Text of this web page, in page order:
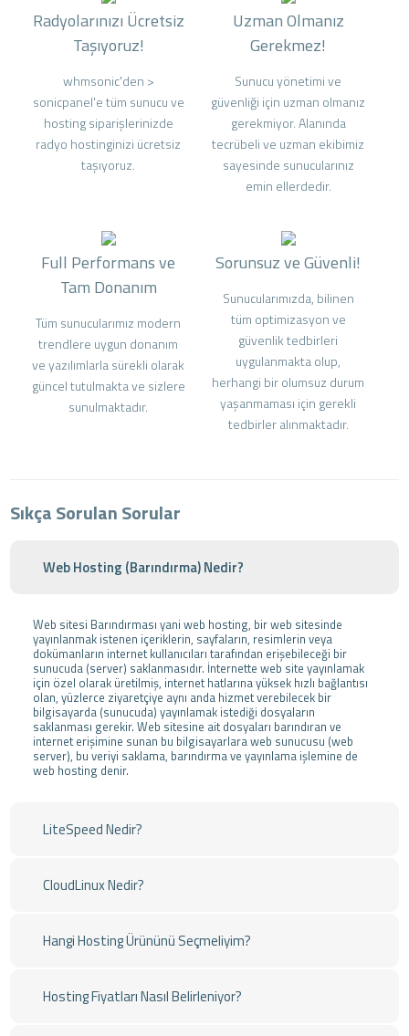
Radyolarınızı Ücretsiz
Taşıyoruz!
whmsonic'den >
sonicpanel'e tüm sunucu ve
hosting siparişlerinizde
radyo hostinginizi ücretsiz
taşıyoruz.
Uzman Olmanız
Gerekmez!
Sunucu yönetimi ve
güvenliği için uzman olmanız
gerekmiyor. Alanında
tecrübeli ve uzman ekibimiz
sayesinde sunucularınız
emin ellerdedir.
Full Performans ve
Tam Donanım
Tüm sunucularımız modern
trendlere uygun donanım
ve yazılımlarla sürekli olarak
güncel tutulmakta ve sizlere
sunulmaktadır.
Sorunsuz ve Güvenli!
Sunucularımızda, bilinen
tüm optimizasyon ve
güvenlik tedbirleri
uygulanmakta olup,
herhangi bir olumsuz durum
yaşanmaması için gerekli
tedbirler alınmaktadır.
Sıkça Sorulan Sorular
Web Hosting (Barındırma) Nedir?
Web sitesi Barındırması yani web hosting, bir web sitesinde
yayınlanmak istenen içeriklerin, sayfaların, resimlerin veya
dokümanların internet kullanıcıları tarafından erişebileceği bir
sunucuda (server) saklanmasıdır. İnternette web site yayınlamak
için özel olarak üretilmiş, internet hatlarına yüksek hızlı bağlantısı
olan, yüzlerce ziyaretçiye aynı anda hizmet verebilecek bir
bilgisayarda (sunucuda) yayınlamak istediği dosyaların
saklanması gerekir. Web sitesine ait dosyaları barındıran ve
internet erişimine sunan bu bilgisayarlara web sunucusu (web
server), bu veriyi saklama, barındırma ve yayınlama işlemine de
web hosting denir.
LiteSpeed Nedir?
CloudLinux Nedir?
Hangi Hosting Ürününü Seçmeliyim?
Hosting Fiyatları Nasıl Belirleniyor?